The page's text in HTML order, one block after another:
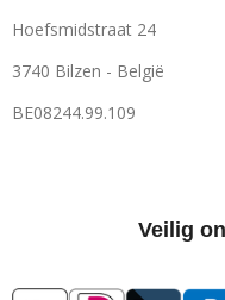
Hoefsmidstraat 24
3740 Bilzen - België
BE08244.99.109
Veilig